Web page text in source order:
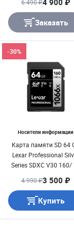
6 490 ₽4 900 ₽
Заказать
Носители информации
Карта памяти SD 64
Lexar Professional
Series SDXC V30 160/
-30%
4 990 ₽3 500 ₽
Купить